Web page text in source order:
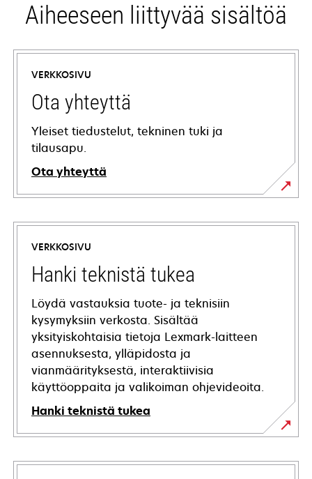
Aiheeseen liittyvää sisältöä
VERKKOSIVU
Ota yhteyttä
Yleiset tiedustelut, tekninen tuki ja
tilausapu.
Ota yhteyttä
VERKKOSIVU
Hanki teknistä tukea
Löydä vastauksia tuote- ja teknisiin
kysymyksiin verkosta. Sisältää
yksityiskohtaisia tietoja Lexmark-laitteen
asennuksesta, ylläpidosta ja
vianmäärityksestä, interaktiivisia
käyttöoppaita ja valikoiman ohjevideoita.
Hanki teknistä tukea
opens
in